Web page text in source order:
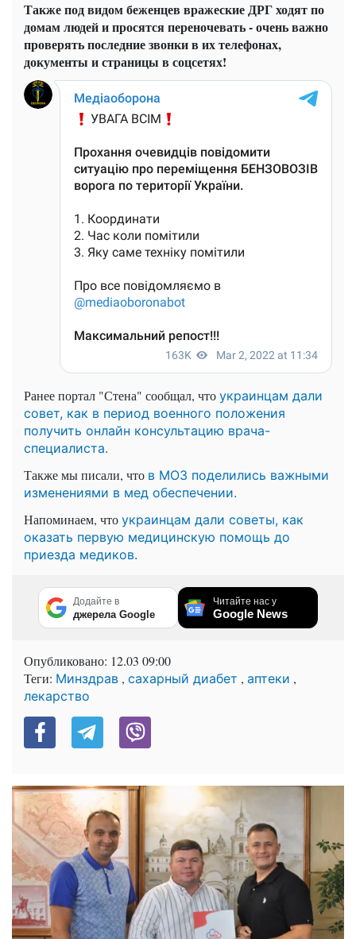
Также под видом беженцев вражеские ДРГ ходят по
домам людей и просятся переночевать - очень важно
проверять последние звонки в их телефонах,
документы и страницы в соцсетях!
Ранее портал "Стена" сообщал, что украинцам дали
совет, как в период военного положения
получить онлайн консультацию врача-
специалиста.
Также мы писали, что в МОЗ поделились важными
изменениями в мед обеспечении.
Напоминаем, что украинцам дали советы, как
оказать первую медицинскую помощь до
приезда медиков.
Додайте в
джерела Google
Читайте нас у
Google News
Опубликовано: 12.03 09:00
Теги: Минздрав , сахарный диабет , аптеки ,
лекарство